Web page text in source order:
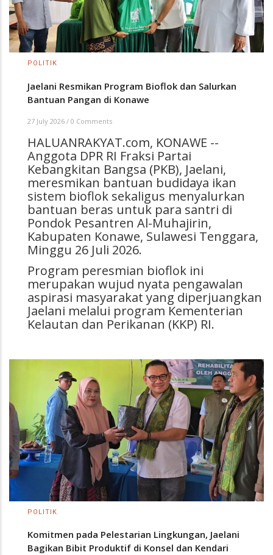
POLITIK
Jaelani Resmikan Program Bioflok dan Salurkan
Bantuan Pangan di Konawe
27 July 2026 / 0 Comments
HALUANRAKYAT.com, KONAWE --
Anggota DPR RI Fraksi Partai
Kebangkitan Bangsa (PKB), Jaelani,
meresmikan bantuan budidaya ikan
sistem bioflok sekaligus menyalurkan
bantuan beras untuk para santri di
Pondok Pesantren Al-Muhajirin,
Kabupaten Konawe, Sulawesi Tenggara,
Minggu 26 Juli 2026.
Program peresmian bioflok ini
merupakan wujud nyata pengawalan
aspirasi masyarakat yang diperjuangkan
Jaelani melalui program Kementerian
Kelautan dan Perikanan (KKP) RI.
POLITIK
Komitmen pada Pelestarian Lingkungan, Jaelani
Bagikan Bibit Produktif di Konsel dan Kendari